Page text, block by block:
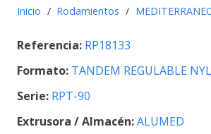
Inicio / Rodamientos /
Referencia: RP18133
Formato: TANDEM REGULABLE
Serie: RPT-90
Extrusora / Almacén:ALUMED